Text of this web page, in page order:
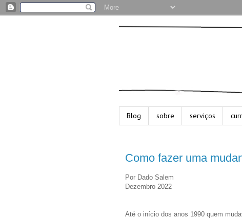
Blog sobre serviços
Como fazer uma
Por Dado Salem
Dezembro 2022
Até o início dos anos 1990 quem